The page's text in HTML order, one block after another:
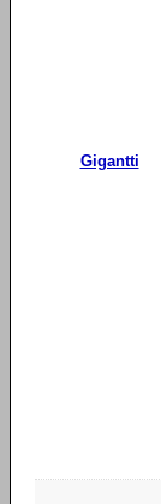
Gigantti